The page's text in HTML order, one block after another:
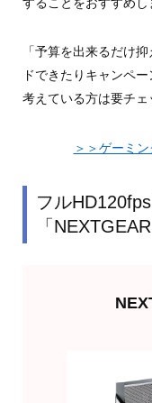
することをおすすめし
「予算を出来るだけ
ドできたりキャンペ
考えている方は要チェ
＞＞ゲーミ
フル
「